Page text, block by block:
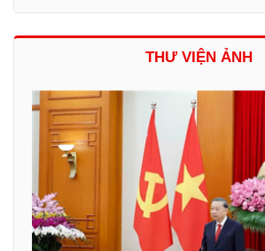
THƯ VIỆN ẢNH